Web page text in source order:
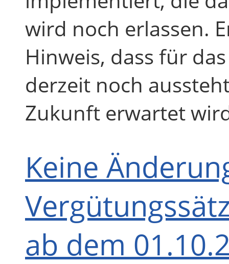
wird noch erlassen.
Hinweis, dass für
derzeit noch
Zukunft erwartet
Keine
ab dem